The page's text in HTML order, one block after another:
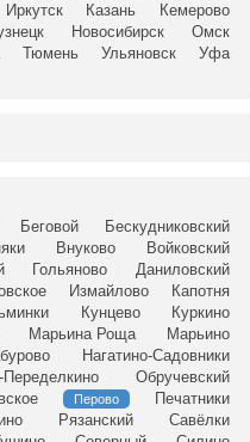
Иркутск Казань
Кемерово
Новосибирск
Омск
Тюмень Ульяновск
Уфа
Беговой
Бескудниковский
Внуково
Войковский
Гольяново
Даниловский
Измайлово
Капотня
Кунцево
Куркино
Марьина Роща
Марьино
Нагатино-Садовники
Переделкино
Обручевский
Перово
Печатники
Рязанский
Савёлки